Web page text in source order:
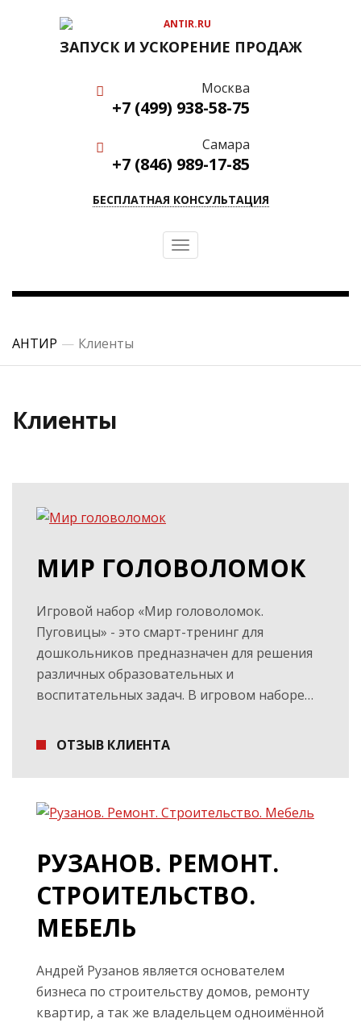
ЗАПУСК И УСКОРЕНИЕ ПРОДАЖ
Москва
+7 (499) 938-58-75
Самара
+7 (846) 989-17-85
БЕСПЛАТНАЯ КОНСУЛЬТАЦИЯ
Toggle
navigation
АНТИР Клиенты
Клиенты
МИР ГОЛОВОЛОМОК
Игровой набор «Мир головоломок.
Пуговицы» - это смарт-тренинг для
дошкольников предназначен для решения
различных образовательных и
воспитательных задач. В игровом наборе…
ОТЗЫВ КЛИЕНТА
РУЗАНОВ. РЕМОНТ.
СТРОИТЕЛЬСТВО.
МЕБЕЛЬ
Андрей Рузанов является основателем
бизнеса по строительству домов, ремонту
квартир, а так же владельцем одноимённой